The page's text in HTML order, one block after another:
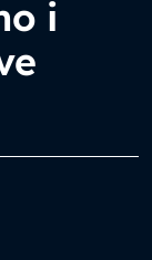
i